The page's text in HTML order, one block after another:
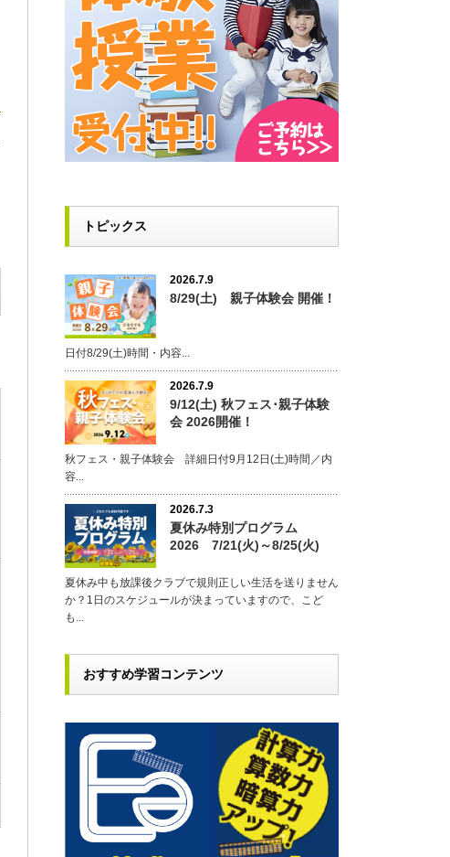
トピックス
2026.7.9
8/29(土) 親子体験会 開催！
日付8/29(土)時間・内容...
2026.7.9
9/12(土) 秋フェス･親子体験
会 2026開催！
秋フェス・親子体験会 詳細日付9月12日(土)時間／内
容...
2026.7.3
夏休み特別プログラム
2026 7/21(火)～8/25(火)
夏休み中も放課後クラブで規則正しい生活を送りません
か？1日のスケジュールが決まっていますので、こど
も...
おすすめ学習コンテンツ